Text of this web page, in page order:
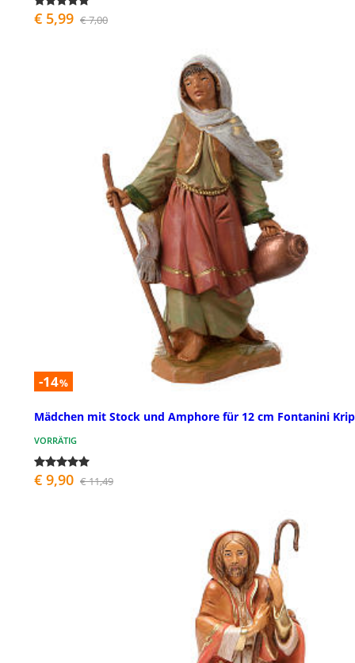
€ 5,99 € 7,00
-14%
Mädchen mit Stock und Amphore für 12 cm Fontanini
VORRÄTIG
€ 9,90 € 11,49